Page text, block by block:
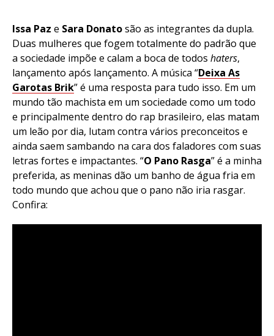
Issa Paz e Sara Donatosão as integrantes da dupla.
Duas mulheres que fogem totalmente do padrão que
a sociedade impõe e calam a boca de todos haters,
lançamento após lançamento. A música “Deixa As
Garotas Brik” é uma resposta para tudo isso. Em um
mundo tão machista em um sociedade como um todo
e principalmente dentro do rap brasileiro, elas matam
um leão por dia, lutam contra vários preconceitos e
ainda saem sambando na cara dos faladores com suas
letras fortes e impactantes. “O Pano Rasga” é a minha
preferida, as meninas dão um banho de água fria em
todo mundo que achou que o pano não iria rasgar.
Confira: